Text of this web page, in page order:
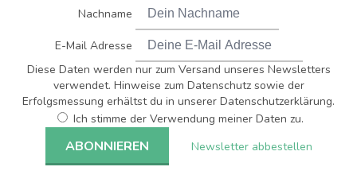
Nachname
E-Mail Adresse
Diese Daten werden nur zum Versand unseres Newsletters
verwendet. Hinweise zum Datenschutz sowie der
Erfolgsmessung erhältst du in unserer Datenschutzerklärung.
Ich stimme der Verwendung meiner Daten zu.
Newsletter abbestellen